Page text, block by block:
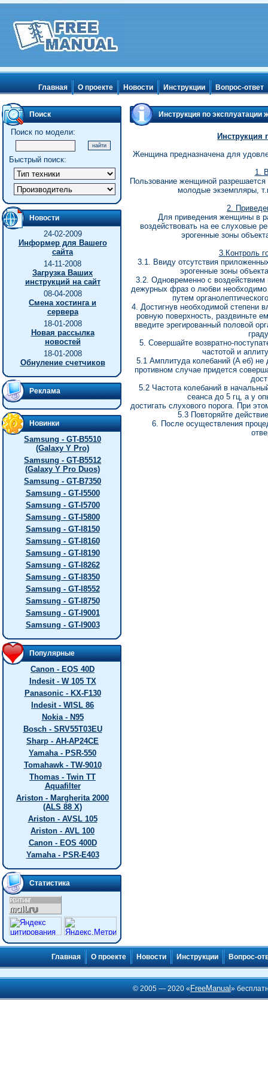
Главная О проекте Новости Инструкции Вопрос-ответ
Поиск
Поиск по модели:
Быстрый поиск:
Новости
24-02-2009
Информер для Вашего
сайта
14-11-2008
Загрузка Ваших
инструкций на сайт
08-04-2008
Смена хостинга и
сервера
18-01-2008
Новая рассылка
новостей
18-01-2008
Обнуление счетчиков
Реклама
Новинки
Samsung - GT-B5510
(Galaxy Y Pro)
Samsung - GT-B5512
(Galaxy Y Pro Duos)
Samsung - GT-B7350
Samsung - GT-I5500
Samsung - GT-I5700
Samsung - GT-I5800
Samsung - GT-I8150
Samsung - GT-I8160
Samsung - GT-I8190
Samsung - GT-I8262
Samsung - GT-I8350
Samsung - GT-I8552
Samsung - GT-I8750
Samsung - GT-I9001
Samsung - GT-I9003
Популярные
Canon - EOS 40D
Indesit - W 105 TX
Panasonic - KX-F130
Indesit - WISL 86
Nokia - N95
Bosch - SRV55T03EU
Sharp - AH-AP24CE
Yamaha - PSR-550
Tomahawk - TW-9010
Thomas - Twin TT
Aquafilter
Ariston - Margherita 2000
(ALS 88 X)
Ariston - AVSL 105
Ariston - AVL 100
Canon - EOS 400D
Yamaha - PSR-E403
Статистика
Инструкция по эксплуатации
Инструкция
Женщина предназначена для
1.
Пользование женщиной
молодые экземпляры,
2.
Для приведения женщины в
воздействовать на ее слуховые
эрогенные зоны
3.Контроль
3.1. Ввиду отсутствия
эрогенные зоны
3.2. Одновременно с
дежурных фраз о любви необходимо
путем
4. Достигнув необходимой степени
ровную поверхность, раздвиньте
введите эрегированный половой
5. Совершайте возвратно-
частотой и
5.1 Амплитуда колебаний (A еб)
противном случае придется
5.2 Частота колебаний в
сеанса до 5 гц, а у
достигать слухового порога. При
5.3 Повторяйте
6. После осуществления
Главная О проекте Новости Инструкции Вопрос-
© 2005 — 2020 « FreeManual»